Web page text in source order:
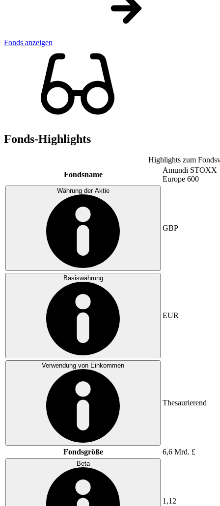
Fonds anzeigen
Fonds-Highlights
Highlights zum
Fondsname
Amundi STOXX
Europe 600
Währung der Aktie
GBP
Basiswährung
EUR
Verwendung von Einkommen
Thesaurierend
Fondsgröße 6,6 Mrd. £
Beta
1,12